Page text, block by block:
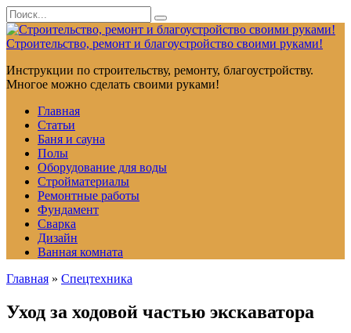
Перейти
к
контенту
Search
for:
Строительство, ремонт и благоустройство своими руками!
Инструкции по строительству, ремонту, благоустройству.
Многое можно сделать своими руками!
Главная
Статьи
Баня и сауна
Полы
Оборудование для воды
Стройматериалы
Ремонтные работы
Фундамент
Сварка
Дизайн
Ванная комната
Главная » Спецтехника
Уход за ходовой частью экскаватора